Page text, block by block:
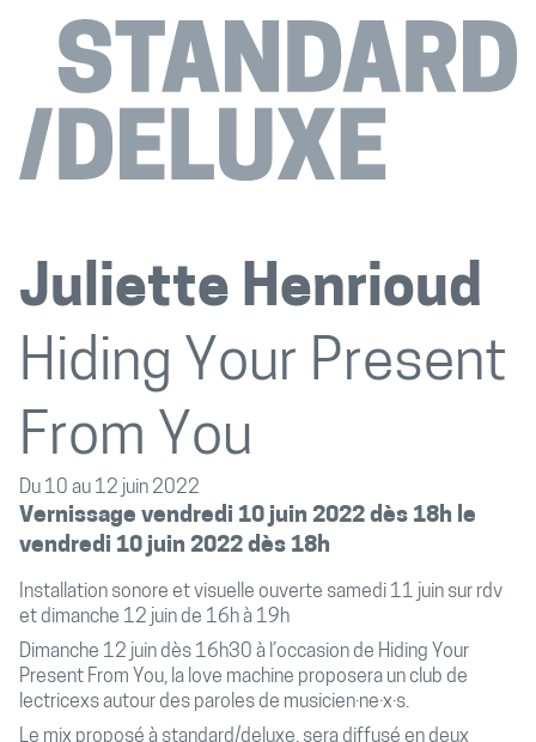
Juliette Henrioud
Hiding Your Present
From You
Du 10 au 12 juin 2022
Vernissage vendredi 10 juin 2022 dès 18h le
vendredi 10 juin 2022 dès 18h
Installation sonore et visuelle ouverte samedi 11 juin sur rdv
et dimanche 12 juin de 16h à 19h
Dimanche 12 juin dès 16h30 à l’occasion de Hiding Your
Present From You, la love machine proposera un club de
lectricexs autour des paroles de musicien·ne·x·s.
Le mix proposé à standard/deluxe, sera diffusé en deux